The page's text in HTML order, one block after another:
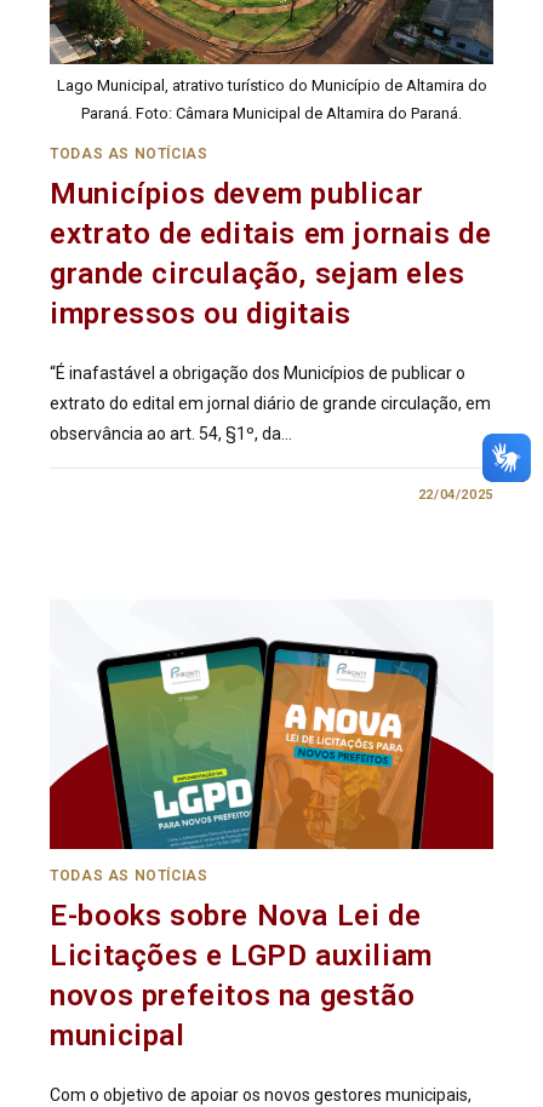
Lago Municipal, atrativo turístico do Município de Altamira do
Paraná. Foto: Câmara Municipal de Altamira do Paraná.
TODAS AS NOTÍCIAS
Municípios devem publicar
extrato de editais em jornais de
grande circulação, sejam eles
impressos ou digitais
“É inafastável a obrigação dos Municípios de publicar o
extrato do edital em jornal diário de grande circulação, em
observância ao art. 54, §1º, da…
22/04/2025
TODAS AS NOTÍCIAS
E-books sobre Nova Lei de
Licitações e LGPD auxiliam
novos prefeitos na gestão
municipal
Com o objetivo de apoiar os novos gestores municipais,